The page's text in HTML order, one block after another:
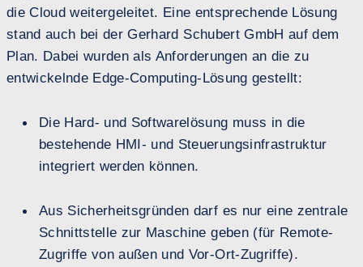
die Cloud weitergeleitet. Eine entsprechende Lösung
stand auch bei der Gerhard Schubert GmbH auf dem
Plan. Dabei wurden als Anforderungen an die zu
entwickelnde Edge-Computing-Lösung gestellt:
Die Hard- und Softwarelösung muss in die
bestehende HMI- und Steuerungsinfrastruktur
integriert werden können.
Aus Sicherheitsgründen darf es nur eine zentrale
Schnittstelle zur Maschine geben (für Remote-
Zugriffe von außen und Vor-Ort-Zugriffe).